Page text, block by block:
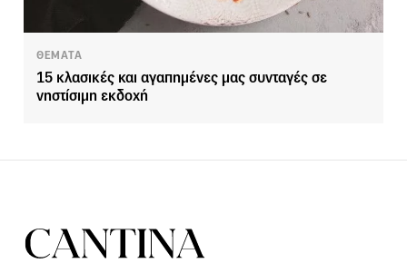
ΘΕΜΑΤΑ
15 κλασικές και αγαπημένες μας συνταγές σε
νηστίσιμη εκδοχή